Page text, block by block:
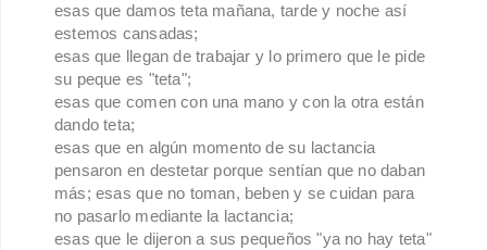
esas que damos teta mañana, tarde y noche así
estemos cansadas;
esas que llegan de trabajar y lo primero que le pide
su peque es "teta";
esas que comen con una mano y con la otra están
dando teta;
esas que en algún momento de su lactancia
pensaron en destetar porque sentían que no daban
más; esas que no toman, beben y se cuidan para
no pasarlo mediante la lactancia;
esas que le dijeron a sus pequeños "ya no hay teta"